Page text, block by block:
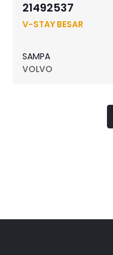
21492537
V-STAY BESAR
SAMPA
VOLVO